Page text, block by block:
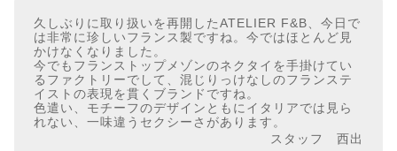
久しぶりに取り扱いを再開したATELIER F&B、今日で
は非常に珍しいフランス製ですね。今ではほとんど見
かけなくなりました。
今でもフランストップメゾンのネクタイを手掛けてい
るファクトリーでして、混じりっけなしのフランステ
イストの表現を貫くブランドですね。
色遣い、モチーフのデザインともにイタリアでは見ら
れない、一味違うセクシーさがあります。
スタッフ 西出